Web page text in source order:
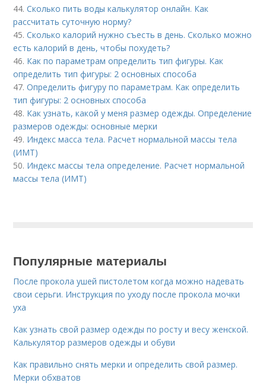
44.Сколько пить воды калькулятор онлайн. Как
рассчитать суточную норму?
45.Сколько калорий нужно съесть в день. Сколько можно
есть калорий в день, чтобы похудеть?
46. Как по параметрам определить тип фигуры. Как
определить тип фигуры: 2 основных способа
47.Определить фигуру по параметрам. Как определить
тип фигуры: 2 основных способа
48. Как узнать, какой у меня размер одежды. Определение
размеров одежды: основные мерки
49. Индекс масса тела. Расчет нормальной массы тела
(ИМТ)
50. Индекс массы тела определение. Расчет нормальной
массы тела (ИМТ)
Популярные материалы
После прокола ушей пистолетом когда можно надевать
свои серьги. Инструкция по уходу после прокола мочки
уха
Как узнать свой размер одежды по росту и весу женской.
Калькулятор размеров одежды и обуви
Как правильно снять мерки и определить свой размер.
Мерки обхватов